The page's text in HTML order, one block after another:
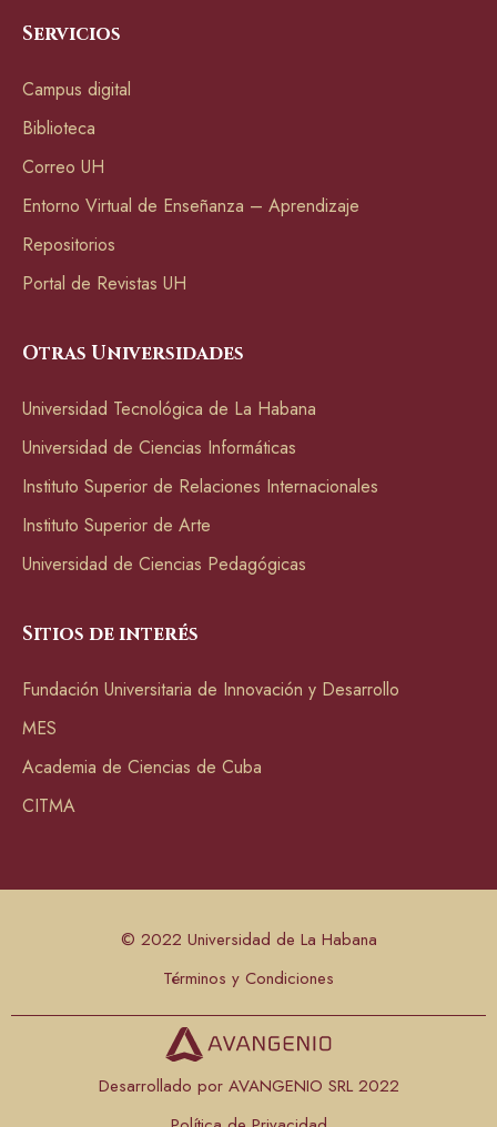
Servicios
Campus digital
Biblioteca
Correo UH
Entorno Virtual de Enseñanza – Aprendizaje
Repositorios
Portal de Revistas UH
Otras Universidades
Universidad Tecnológica de La Habana
Universidad de Ciencias Informáticas
Instituto Superior de Relaciones Internacionales
Instituto Superior de Arte
Universidad de Ciencias Pedagógicas
Sitios de interés
Fundación Universitaria de Innovación y Desarrollo
MES
Academia de Ciencias de Cuba
CITMA
© 2022 Universidad de La Habana
Términos y Condiciones
Desarrollado por AVANGENIO SRL 2022